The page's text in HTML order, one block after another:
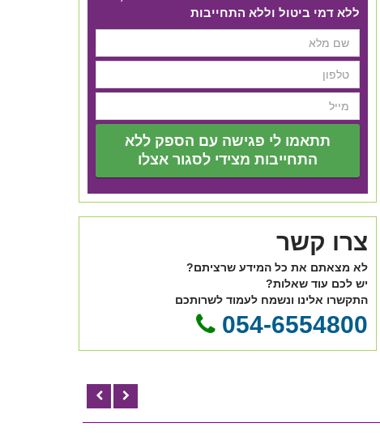
ללא דמי ביטול וללא התחייבות
תתאמו לי פגישה עם הספק ללא
התחייבות מצידי לסגור אצלו
צרו קשר
לא מצאתם את כל המידע שרציתם?
יש לכם עוד שאלות?
התקשרו אלינו ונשמח לעמוד לשרותכם
054-6554800